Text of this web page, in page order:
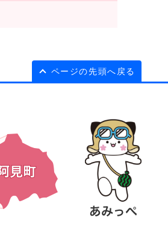
ページの先頭へ戻る